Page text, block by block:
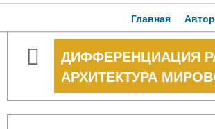
Главная
ДИФФЕРЕНЦИАЦИЯ
АРХИТЕКТУРА